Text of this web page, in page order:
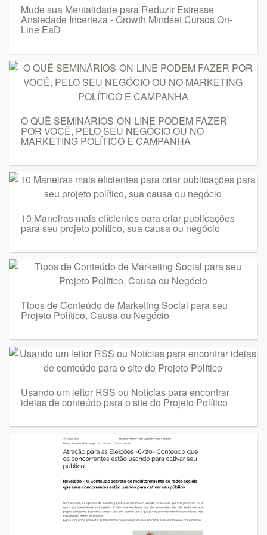
Mude sua Mentalidade para Reduzir Estresse
Ansiedade Incerteza - Growth Mindset Cursos On-
Line EaD
O QUÊ SEMINÁRIOS-ON-LINE PODEM FAZER
POR VOCÊ, PELO SEU NEGÓCIO OU NO
MARKETING POLÍTICO E CAMPANHA
10 Maneiras mais eficientes para criar publicações
para seu projeto político, sua causa ou negócio
Tipos de Conteúdo de Marketing Social para seu
Projeto Político, Causa ou Negócio
Usando um leitor RSS ou Notícias para encontrar
ideias de conteúdo para o site do Projeto Político